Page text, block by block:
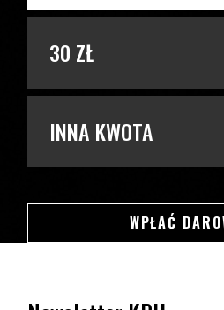
30 ZŁ
INNA KWOTA
WPŁAĆ